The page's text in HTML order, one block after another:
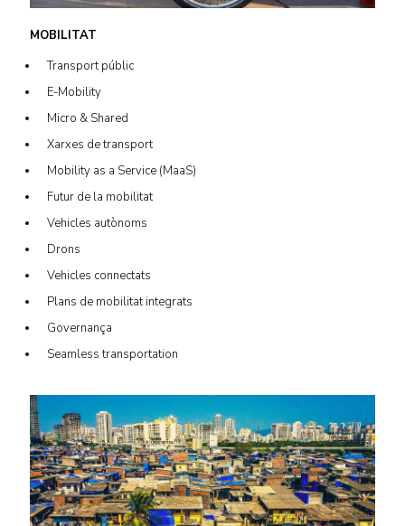
MOBILITAT
Transport públic
E-Mobility
Micro & Shared
Xarxes de transport
Mobility as a Service (MaaS)
Futur de la mobilitat
Vehicles autònoms
Drons
Vehicles connectats
Plans de mobilitat integrats
Governança
Seamless transportation